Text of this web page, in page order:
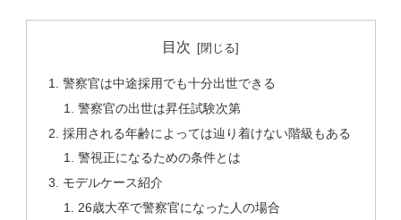
目次
警察官は中途採用でも十分出世できる
警察官の出世は昇任試験次第
採用される年齢によっては辿り着けない階級もある
警視正になるための条件とは
モデルケース紹介
26歳大卒で警察官になった人の場合